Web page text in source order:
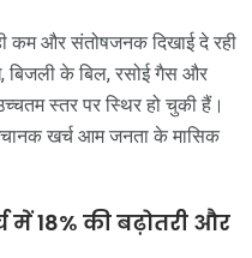
कम और संतोषजनक दिखाई दे रही
बिजली के बिल, रसोई गैस और
स्तर पर स्थिर हो चुकी हैं।
खर्च आम जनता के मासिक
में 18% की बढ़ोतरी और